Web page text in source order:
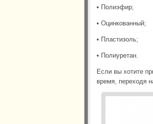
• Полиэфир;
• Оцинкованный;
• Пластизоль;
• Полиуретан.
Если вы хотите
время, переходя